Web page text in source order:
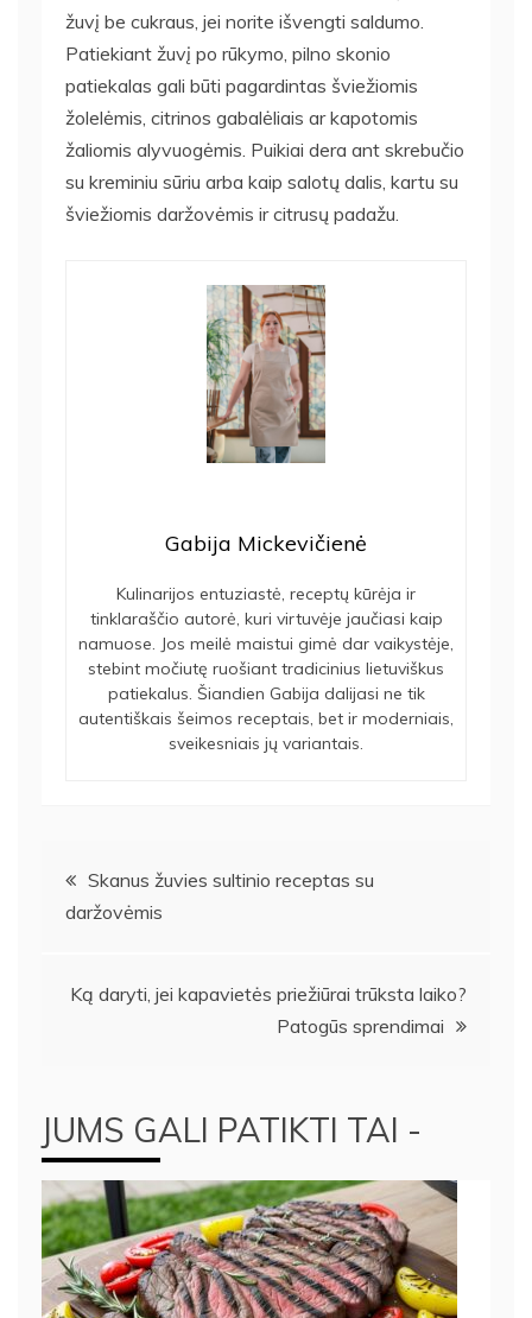
žuvį be cukraus, jei norite išvengti saldumo.
Patiekiant žuvį po rūkymo, pilno skonio
patiekalas gali būti pagardintas šviežiomis
žolelėmis, citrinos gabalėliais ar kapotomis
žaliomis alyvuogėmis. Puikiai dera ant skrebučio
su kreminiu sūriu arba kaip salotų dalis, kartu su
šviežiomis daržovėmis ir citrusų padažu.
Gabija Mickevičienė
Kulinarijos entuziastė, receptų kūrėja ir
tinklaraščio autorė, kuri virtuvėje jaučiasi kaip
namuose. Jos meilė maistui gimė dar vaikystėje,
stebint močiutę ruošiant tradicinius lietuviškus
patiekalus. Šiandien Gabija dalijasi ne tik
autentiškais šeimos receptais, bet ir moderniais,
sveikesniais jų variantais.
Navigacija
tarp
įrašų
Skanus žuvies sultinio receptas su
daržovėmis
Ką daryti, jei kapavietės priežiūrai trūksta laiko?
Patogūs sprendimai
JUMS GALI PATIKTI TAI -